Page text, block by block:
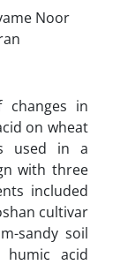
Noor
in
on wheat
used in a
with three
included
cultivar
sandy soil
acid